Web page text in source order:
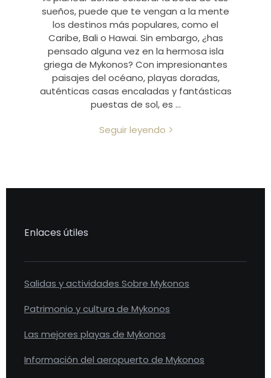
sueños, puede que te vengan a la mente
los destinos más populares, como el
Caribe, Bali o Hawai. Sin embargo, ¿has
pensado alguna vez en la hermosa isla
griega de Mykonos? Con impresionantes
paisajes del océano, playas doradas,
auténticas casas encaladas y fantásticas
puestas de sol, es …
Seguir leyendo
Enlaces útiles
Salidas y actividades Sobre Mykonos
Patrimonio y cultura de Mykonos
Las mejores playas de Mykonos
Información del aeropuerto de Mykonos